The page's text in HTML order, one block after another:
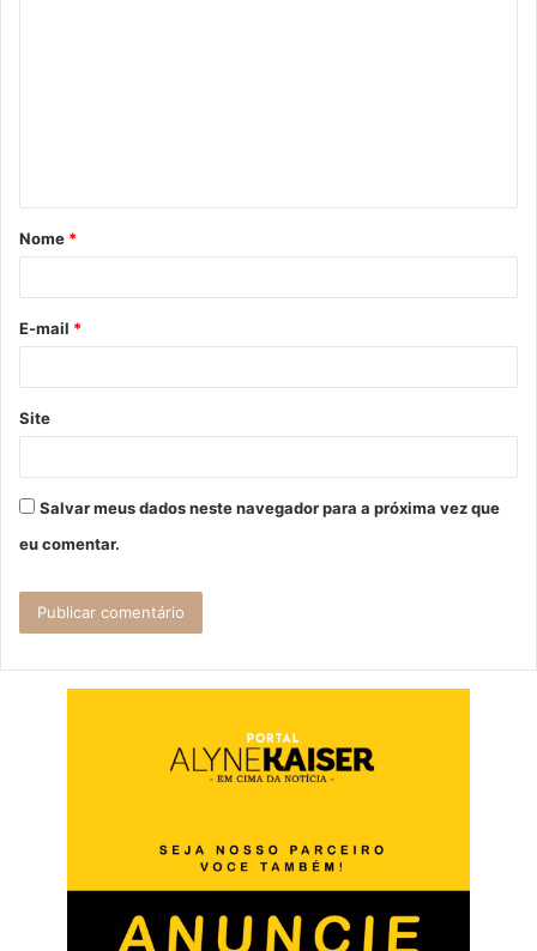
á
r
*
Nome *
E-mail *
Site
Salvar meus dados neste navegador para a próxima vez que
eu comentar.